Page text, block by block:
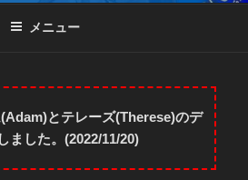
メニュー
とテレーズ(Therese)のデ
ました。(2022/11/20)